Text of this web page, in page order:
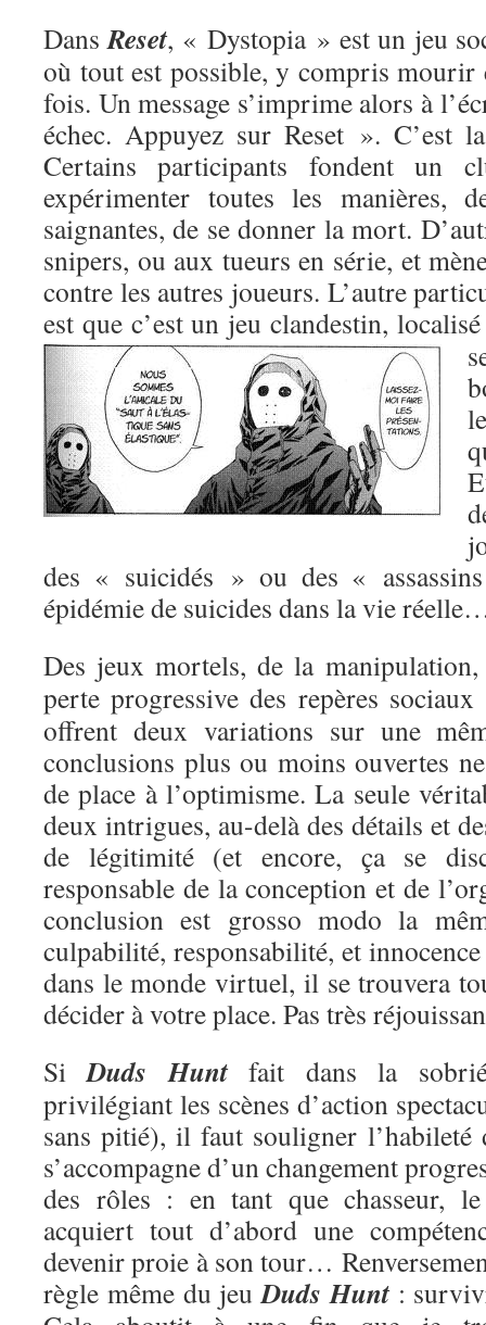
DansReset, « Dystopia » est un jeu
où tout est possible, y compris mourir
fois. Un message s’imprime alors à
échec. Appuyez sur Reset ». C’est
Certains participants fondent un
expérimenter toutes les manières,
saignantes, de se donner la mort.
snipers, ou aux tueurs en série, et
contre les autres joueurs. L’autre
est que c’est un jeu clandestin,
des « suicidés » ou des «
épidémie de suicides dans la vie
Des jeux mortels, de la
perte progressive des repères
offrent deux variations sur une
conclusions plus ou moins ouvertes
de place à l’optimisme. La seule
deux intrigues, au-delà des détails et
de légitimité (et encore, ça se
responsable de la conception et de
conclusion est grosso modo la
culpabilité, responsabilité, et
dans le monde virtuel, il se trouvera
décider à votre place. Pas très
SiDuds Huntfait dans la
privilégiant les scènes d’action
sans pitié), il faut souligner
s’accompagne d’un changement
des rôles : en tant que chasseur,
acquiert tout d’abord une
devenir proie à son tour…
règle même du jeuDuds Hunt: